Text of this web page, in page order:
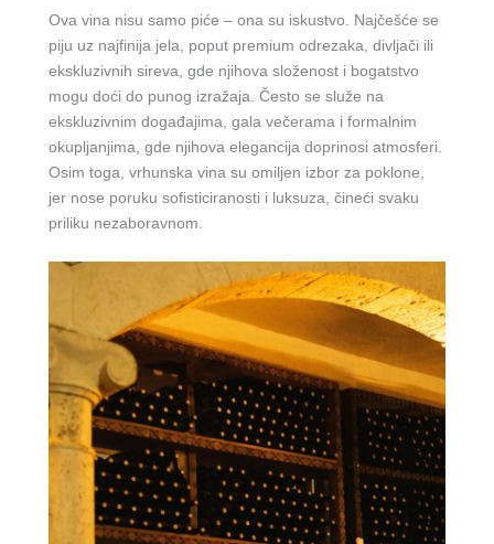
Ova vina nisu samo piće – ona su iskustvo. Najčešće se
piju uz najfinija jela, poput premium odrezaka, divljači ili
ekskluzivnih sireva, gde njihova složenost i bogatstvo
mogu doći do punog izražaja. Često se služe na
ekskluzivnim događajima, gala večerama i formalnim
okupljanjima, gde njihova elegancija doprinosi atmosferi.
Osim toga, vrhunska vina su omiljen izbor za poklone,
jer nose poruku sofisticiranosti i luksuza, čineći svaku
priliku nezaboravnom.